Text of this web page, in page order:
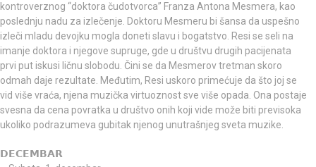
kontroverznog “doktora čudotvorca” Franza Antona Mesmera, kao
poslednju nadu za izlečenje. Doktoru Mesmeru bi šansa da uspešno
izleči mladu devojku mogla doneti slavu i bogatstvo. Resi se seli na
imanje doktora i njegove supruge, gde u društvu drugih pacijenata
prvi put iskusi ličnu slobodu. Čini se da Mesmerov tretman skoro
odmah daje rezultate. Međutim, Resi uskoro primećuje da što joj se
vid više vraća, njena muzička virtuoznost sve više opada. Ona postaje
svesna da cena povratka u društvo onih koji vide može biti previsoka
ukoliko podrazumeva gubitak njenog unutrašnjeg sveta muzike.
𝗗𝗘𝗖𝗘𝗠𝗕𝗔𝗥